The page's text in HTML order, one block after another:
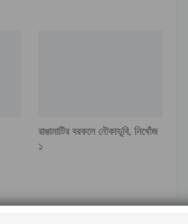
রাঙামাটির বরকলে নৌকাডুবি, নিখোঁজ
১